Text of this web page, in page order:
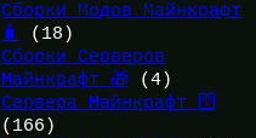
Сборки Модов Майнкрафт
🧳
(18)
Сборки Серверов
Майнкрафт 🎁 (4)
Сервера Майнкрафт 🛜
(166)